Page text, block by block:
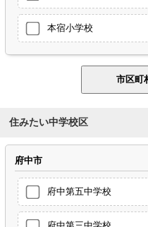
本宿小学校
住みたい中学校区
府中市
府中第五中学校